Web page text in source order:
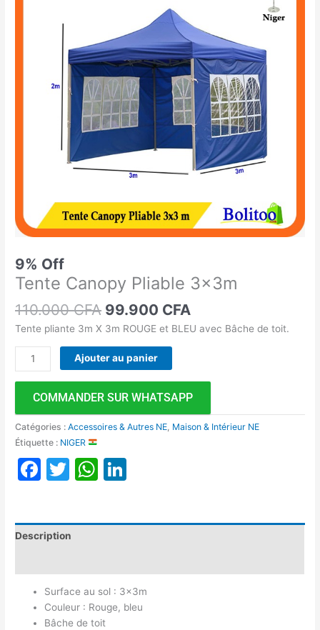
9% Off
Tente Canopy Pliable 3x3m
110.000CFA
110.000 CFA.
99.900 CFA
99.900 CFA.
Tente pliante 3m X 3m ROUGE et BLEU avec Bâche de toit.
Ajouter au panier
COMMANDER SUR WHATSAPP
Catégories :Accessoires & Autres NE Maison & Intérieur NE
Étiquette : NIGER
Facebook
TwitterWhatsApp
Description
Surface au sol : 3x3m
Couleur : Rouge, bleu
Bâche de toit